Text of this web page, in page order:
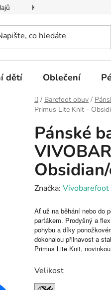
Kontakty na prodejny
dětí Oblečení
Domů
/ Barefoot obuv /
Primus Lite Knit -
Pánské
Značka: Vivobarefoot
Ať už na běhání nebo do
parťákem. Prodyšný a
pohybu a díky
dokonalou přilnavost a
Primus Lite Knit,
Velikost